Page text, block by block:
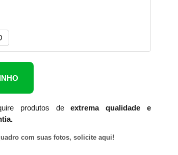
produtos deextrema qualidade e
com suas fotos, solicite aqui!